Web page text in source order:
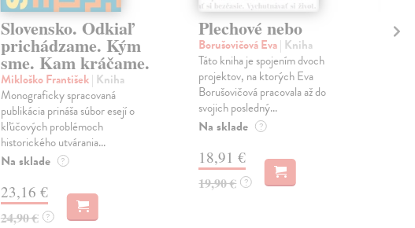
Slovensko. Odkiaľ
prichádzame. Kým
sme. Kam kráčame.
Mikloško František| Kniha
Monograficky spracovaná
publikácia prináša súbor esejí o
kľúčových problémoch
historického utvárania...
Na sklade ?
23,16 €
24,90 € ?
Plechové nebo
Borušovičová Eva| Kniha
Táto kniha je spojením dvoch
projektov, na ktorých Eva
Borušovičová pracovala až do
svojich posledný...
Na sklade ?
18,91 €
19,90 € ?